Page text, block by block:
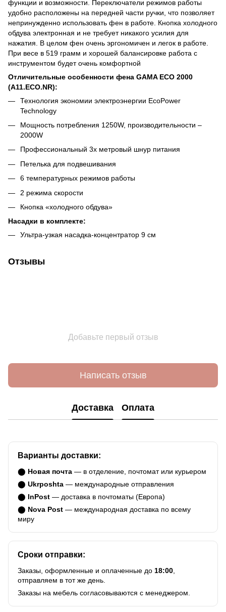
функции и возможности. Переключатели режимов работы
удобно расположены на передней части ручки, что позволяет
непринужденно использовать фен в работе. Кнопка холодного
обдува электронная и не требует никакого усилия для
нажатия. В целом фен очень эргономичен и легок в работе.
При весе в 519 грамм и хорошей балансировке работа с
инструментом будет очень комфортной
Отличительные особенности фена GAMA ECO 2000
(A11.ECO.NR):
Технология экономии электроэнергии EcoPower
Technology
Мощность потребления 1250W, производительности –
2000W
Профессиональный 3х метровый шнур питания
Петелька для подвешивания
6 температурных режимов работы
2 режима скорости
Кнопка «холодного обдува»
Насадки в комплекте:
Ультра-узкая насадка-концентратор 9 см
Отзывы
Добавьте первый отзыв
Написать отзыв
Доставка Оплата
Варианты доставки:
⬤ Новая почта — в отделение, почтомат или курьером
⬤ Ukrposhta — международные отправления
⬤ InPost — доставка в почтоматы (Европа)
⬤ Nova Post — международная доставка по всему
миру
Сроки отправки:
Заказы, оформленные и оплаченные до 18:00,
отправляем в тот же день.
Заказы на мебель согласовываются с менеджером.